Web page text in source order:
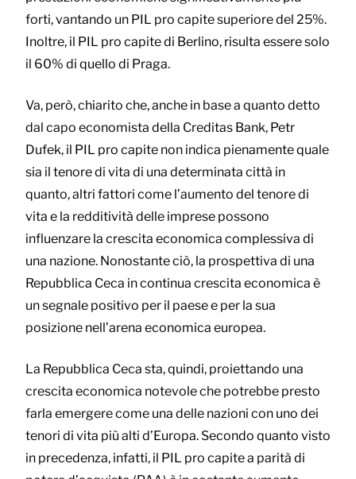
forti, vantando un PIL pro capite superiore del 25%.
Inoltre, il PIL pro capite di Berlino, risulta essere solo
il 60% di quello di Praga.
Va, però, chiarito che, anche in base a quanto detto
dal capo economista della Creditas Bank, Petr
Dufek, il PIL pro capite non indica pienamente quale
sia il tenore di vita di una determinata città in
quanto, altri fattori come l’aumento del tenore di
vita e la redditività delle imprese possono
influenzare la crescita economica complessiva di
una nazione. Nonostante ciò, la prospettiva di una
Repubblica Ceca in continua crescita economica è
un segnale positivo per il paese e per la sua
posizione nell’arena economica europea.
La Repubblica Ceca sta, quindi, proiettando una
crescita economica notevole che potrebbe presto
farla emergere come una delle nazioni con uno dei
tenori di vita più alti d’Europa. Secondo quanto visto
in precedenza, infatti, il PIL pro capite a parità di